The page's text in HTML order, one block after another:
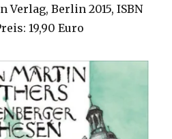
Berlin 2015, ISBN
19,90 Euro